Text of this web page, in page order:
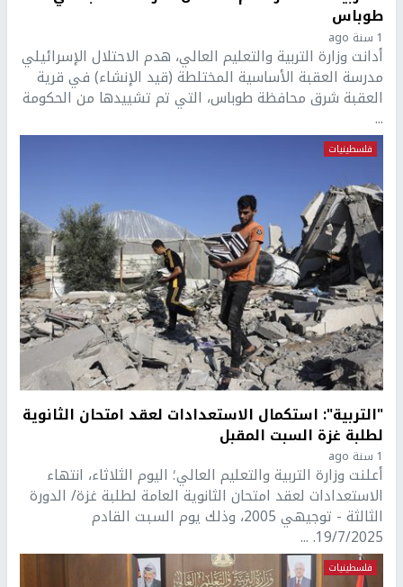
طوباس
1 سنة ago
أدانت وزارة التربية والتعليم العالي، هدم الاحتلال الإسرائيلي
مدرسة العقبة الأساسية المختلطة (قيد الإنشاء) في قرية
العقبة شرق محافظة طوباس، التي تم تشييدها من الحكومة
...
فلسطينيات
"التربية": استكمال الاستعدادات لعقد امتحان الثانوية
لطلبة غزة السبت المقبل
1 سنة ago
أعلنت وزارة التربية والتعليم العالي؛ اليوم الثلاثاء، انتهاء
الاستعدادات لعقد امتحان الثانوية العامة لطلبة غزة/ الدورة
الثالثة - توجيهي 2005، وذلك يوم السبت القادم
19/7/2025. ...
فلسطينيات